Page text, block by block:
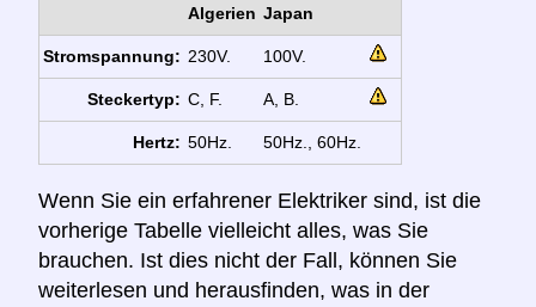
Algerien Japan
Stromspannung: 230V. 100V.
Steckertyp: C, F. A, B.
Hertz: 50Hz. 50Hz., 60Hz.
Wenn Sie ein erfahrener Elektriker sind, ist die
vorherige Tabelle vielleicht alles, was Sie
brauchen. Ist dies nicht der Fall, können Sie
weiterlesen und herausfinden, was in der